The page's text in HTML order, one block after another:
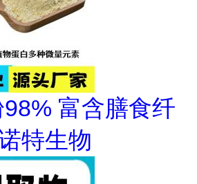
富含膳食纤
特生物